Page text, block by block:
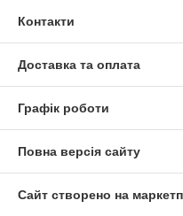
Контакти
Доставка та оплата
Графік роботи
Повна версія сайту
Сайт створено на